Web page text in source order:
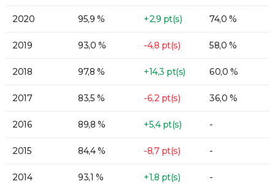
2020 95,9 % +2,9 pt(s) 74,0 %
2019 93,0 % -4,8 pt(s) 58,0 %
2018 97,8 % +14,3 pt(s) 60,0 %
2017 83,5 % -6,2 pt(s) 36,0 %
2016 89,8 % +5,4 pt(s) -
2015 84,4 % -8,7 pt(s) -
2014 93,1 % +1,8 pt(s) -